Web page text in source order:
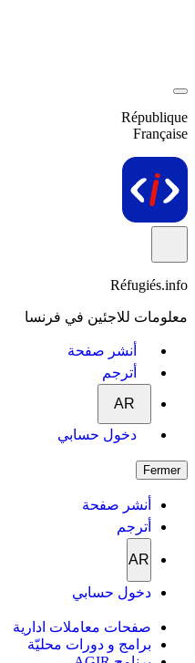
République
Française
Réfugiés.info
معلومات للاجئين في فرنسا
أنشر صفحة
أترجم
AR
دخول حسابي
Fermer
أنشر صفحة
أترجم
AR
دخول حسابي
صفحات معاملات ادارية
برامج و دورات محليّة